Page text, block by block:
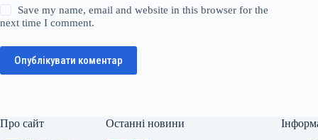
Save my name, email and website in this browser for the
next time I comment.
Опублікувати коментар
Про сайт Останні новини